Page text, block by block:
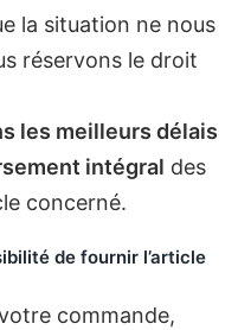
la situation ne nous
réservons le droit
les meilleurs délais
intégral des
concerné.
de fournir l’article
commande,